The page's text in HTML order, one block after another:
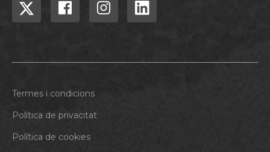
Termes i condicions
Política de privacitat
Política de cookies